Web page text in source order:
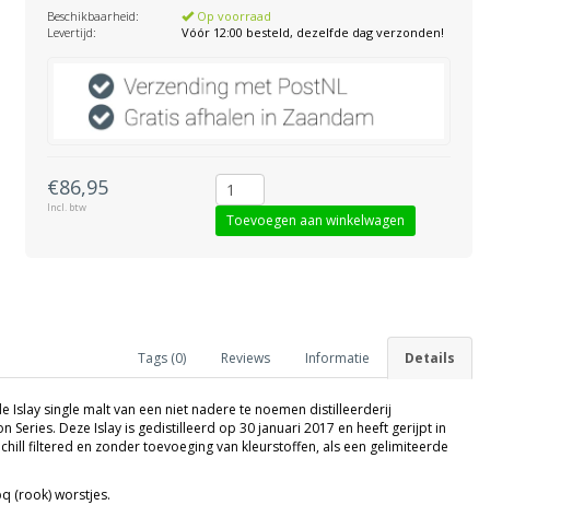
Beschikbaarheid:
Op voorraad
Levertijd:
Vóór 12:00 besteld, dezelfde dag verzonden!
€86,95
Incl. btw
Details
Informatie
Reviews
Tags (0)
Islay single malt van een niet nadere te noemen distilleerderij
Deze Islay is gedistilleerd op 30 januari 2017 en heeft gerijpt in
filtered en zonder toevoeging van kleurstoffen, als een gelimiteerde
(rook) worstjes.